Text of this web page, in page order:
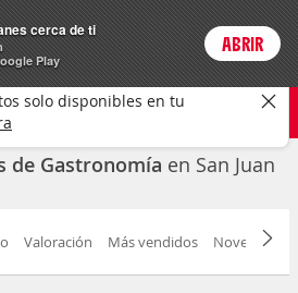
Precios enPeso
ARSCambiar moneda
Login
fecha
CAMBIAR
de Gastronomía en San Juan
Valoración Más vendidos Novedad
cerca de ti
Play
ABRIR
solo disponibles en tu